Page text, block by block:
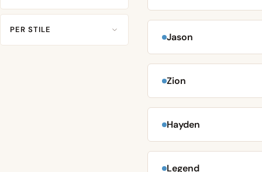
PER STILE
Jason
Zion
Hayden
Legend